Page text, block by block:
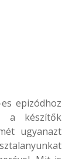
epizódhoz
a készítők
ugyanazt